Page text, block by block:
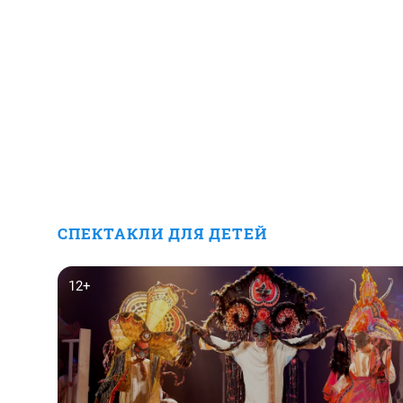
СПЕКТАКЛИ ДЛЯ ДЕТЕЙ
12+